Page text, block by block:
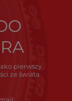
pierwszy
ze świata